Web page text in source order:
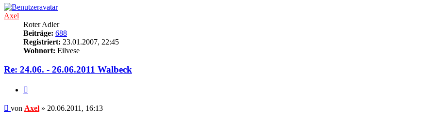
Axel
Roter Adler
Beiträge: 688
Registriert: 23.01.2007, 22:45
Wohnort: Eilvese
Re: 24.06. - 26.06.2011 Walbeck
Beitrag
von Axel » 20.06.2011, 16:13